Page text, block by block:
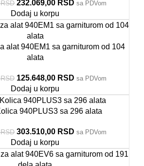
RSD 232.069,00 RSD sa PDVom
Dodaj u korpu
alat 940EM1 sa garniturom od 104
alata
RSD 125.648,00 RSD sa PDVom
Dodaj u korpu
940PLUS3 sa 296 alata
RSD 303.510,00 RSD sa PDVom
Dodaj u korpu